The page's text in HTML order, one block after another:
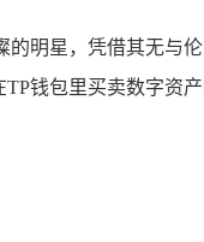
明星，凭借其无与
钱包里买卖数字资